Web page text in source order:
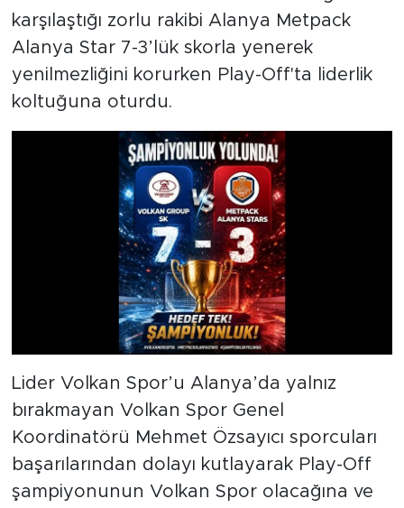
karşılaştığı zorlu rakibi Alanya Metpack
Alanya Star 7-3’lük skorla yenerek
yenilmezliğini korurken Play-Off'ta liderlik
koltuğuna oturdu.
Lider Volkan Spor’u Alanya’da yalnız
bırakmayan Volkan Spor Genel
Koordinatörü Mehmet Özsayıcı sporcuları
başarılarından dolayı kutlayarak Play-Off
şampiyonunun Volkan Spor olacağına ve